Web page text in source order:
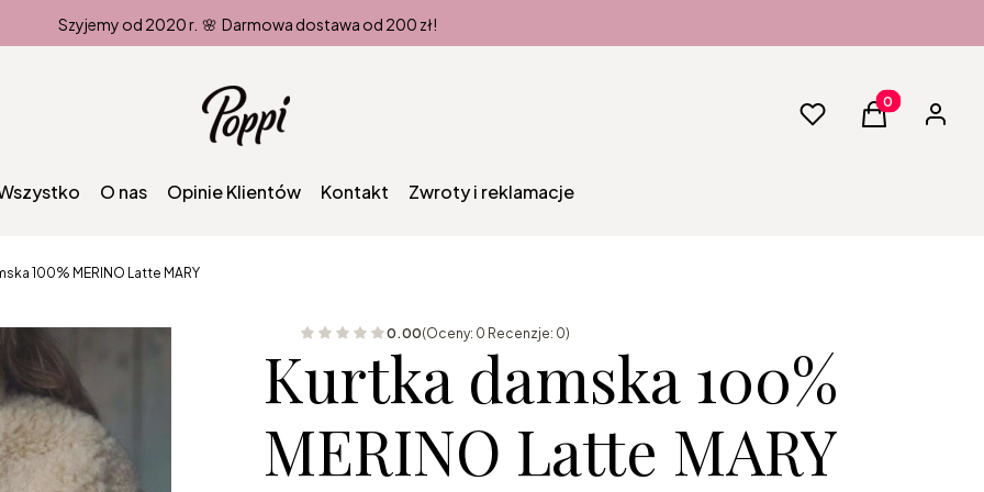
Szyjemy od 2020 r. 🌸 Darmowa dostawa od 200 zł!
UlubioneProdukty w
Koszyk
O nas Opinie Klientów Kontakt Zwroty i reklamacje
100% MERINO Latte MARY
0.00(Oceny: 0 Recenzje: 0)
Kurtka damska 100%
MERINO Latte MARY